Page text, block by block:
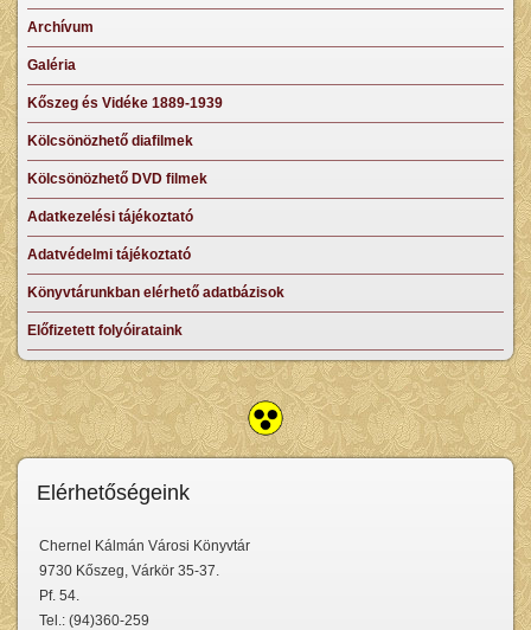
Archívum
Galéria
Kőszeg és Vidéke 1889-1939
Kölcsönözhető diafilmek
Kölcsönözhető DVD filmek
Adatkezelési tájékoztató
Adatvédelmi tájékoztató
Könyvtárunkban elérhető adatbázisok
Előfizetett folyóirataink
Elérhetőségeink
Chernel Kálmán Városi Könyvtár
9730 Kőszeg, Várkör 35-37.
Pf. 54.
Tel.: (94)360-259